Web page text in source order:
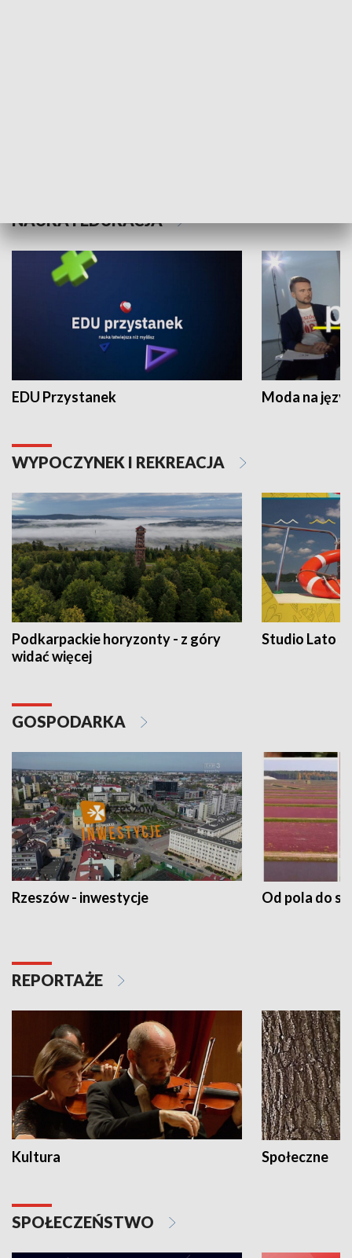
NAUKA I EDUKACJA
EDU Przystanek Moda na
WYPOCZYNEK I REKREACJA
Podkarpackie horyzonty - z góry
widać więcej
Studio Lato
GOSPODARKA
Rzeszów - inwestycje Od pola do
REPORTAŻE
Kultura Społeczne
SPOŁECZEŃSTWO